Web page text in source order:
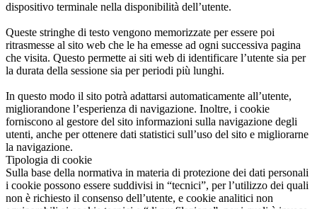
dispositivo terminale nella disponibilità dell’utente.
Queste stringhe di testo vengono memorizzate per essere poi
ritrasmesse al sito web che le ha emesse ad ogni successiva pagina
che visita. Questo permette ai siti web di identificare l’utente sia per
la durata della sessione sia per periodi più lunghi.
In questo modo il sito potrà adattarsi automaticamente all’utente,
migliorandone l’esperienza di navigazione. Inoltre, i cookie
forniscono al gestore del sito informazioni sulla navigazione degli
utenti, anche per ottenere dati statistici sull’uso del sito e migliorarne
la navigazione.
Tipologia di cookie
Sulla base della normativa in materia di protezione dei dati personali
i cookie possono essere suddivisi in “tecnici”, per l’utilizzo dei quali
non è richiesto il consenso dell’utente, e cookie analitici non